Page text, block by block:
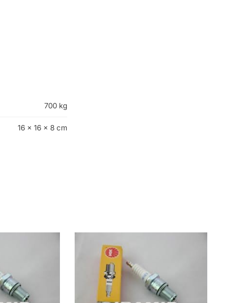
700 kg
16 × 16 × 8 cm